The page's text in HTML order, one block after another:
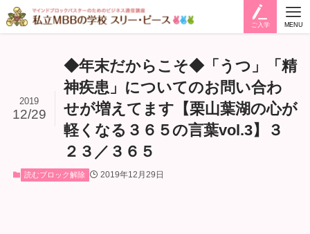
ご入学 MENU
◆年末だからこそ◆「うつ」「精
神疾患」についてのお問い合わ
せが増えてます【栗山葉湖の心が
軽くなる３６５の言葉vol.3】３
２３／３６５
2019
12/29
読むブロック解除 2019年12月29日